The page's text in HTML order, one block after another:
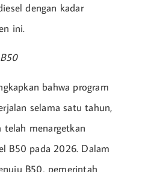
dengan kadar
ini.
bahwa program
selama satu tahun,
telah menargetkan
B50 pada 2026. Dalam
B50, pemerintah